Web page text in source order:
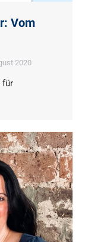
Vom
2020
für